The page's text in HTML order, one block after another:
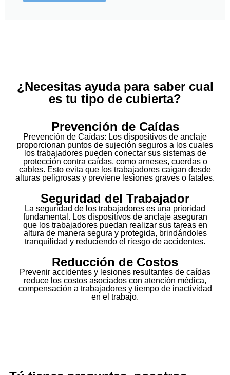
¿Necesitas ayuda para saber cual
es tu tipo de cubierta?
Prevención de Caídas
Prevención de Caídas: Los dispositivos de anclaje
proporcionan puntos de sujeción seguros a los cuales
los trabajadores pueden conectar sus sistemas de
protección contra caídas, como arneses, cuerdas o
cables. Esto evita que los trabajadores caigan desde
alturas peligrosas y previene lesiones graves o fatales.
Seguridad del Trabajador
La seguridad de los trabajadores es una prioridad
fundamental. Los dispositivos de anclaje aseguran
que los trabajadores puedan realizar sus tareas en
altura de manera segura y protegida, brindándoles
tranquilidad y reduciendo el riesgo de accidentes.
Reducción de Costos
Prevenir accidentes y lesiones resultantes de caídas
reduce los costos asociados con atención médica,
compensación a trabajadores y tiempo de inactividad
en el trabajo.